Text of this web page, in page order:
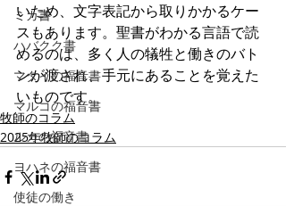
ミカ書
ハバクク書
マタイの福音書
マルコの福音書
ルカの福音書
ヨハネの福音書
使徒の働き
いため、文字表記から取りかかるケー
スもあります。聖書がわかる言語で読
めるのは、多く人の犠牲と働きのバト
ンが渡され、手元にあることを覚えた
いものです。
牧師のコラム
2025年牧師のコラム